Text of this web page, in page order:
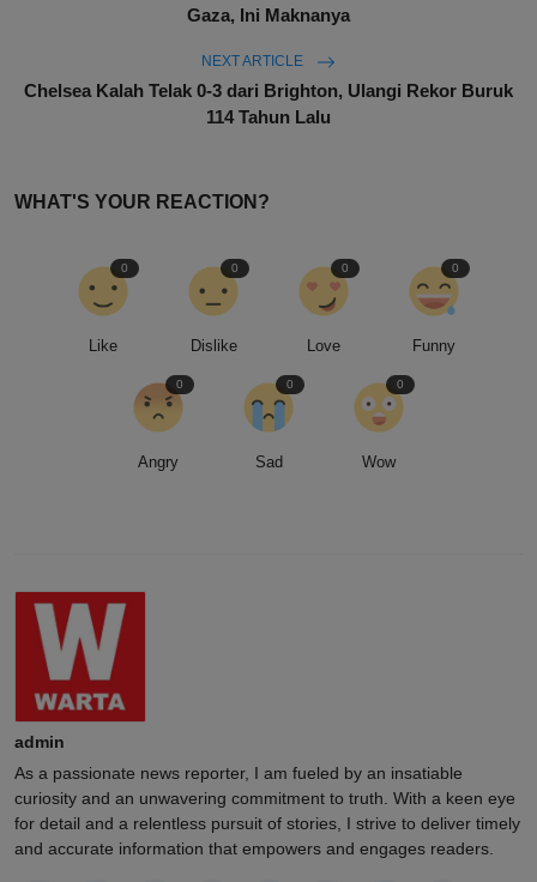
Gaza, Ini Maknanya
NEXT ARTICLE
Chelsea Kalah Telak 0-3 dari Brighton, Ulangi Rekor Buruk
114 Tahun Lalu
WHAT'S YOUR REACTION?
Like
0
Dislike
0
Love
0
Funny
0
Angry
0
Sad
0
Wow
0
admin
As a passionate news reporter, I am fueled by an insatiable
curiosity and an unwavering commitment to truth. With a keen eye
for detail and a relentless pursuit of stories, I strive to deliver timely
and accurate information that empowers and engages readers.